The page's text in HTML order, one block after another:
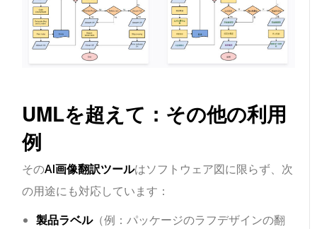
UMLを超えて：その他の利用
例
そのAI画像翻訳ツールはソフトウェア図に限らず、次
の用途にも対応しています：
製品ラベル（例：パッケージのラフデザインの翻